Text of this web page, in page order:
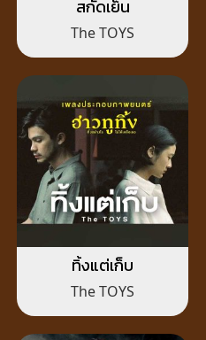
สกัดเย็น
The TOYS
ทิ้งแต่เก็บ
The TOYS